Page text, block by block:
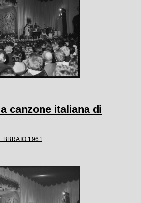
canzone italiana di
1961